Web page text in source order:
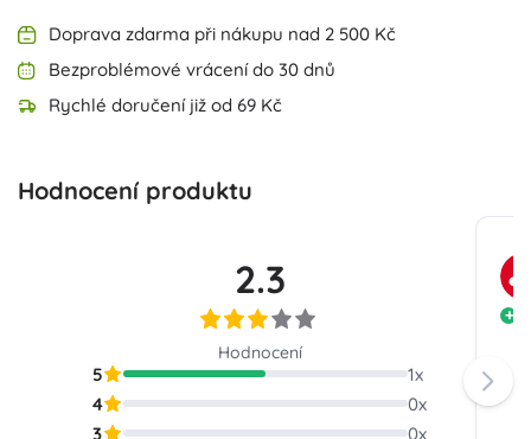
Doprava zdarma při nákupu nad 2 500 Kč
Bezproblémové vrácení do 30 dnů
Rychlé doručení již od 69 Kč
Hodnocení produktu
2.3
Hodnocení
5 1x
4
0x
3
0x